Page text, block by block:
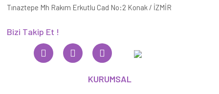
Tınaztepe Mh Rakım Erkutlu Cad No:2 Konak / İZMİR
Bizi Takip Et !
KURUMSAL